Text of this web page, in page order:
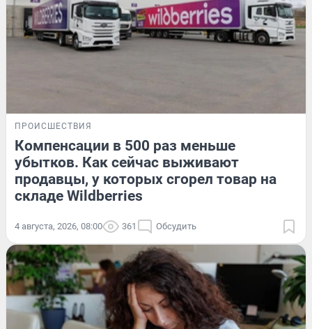
ПРОИСШЕСТВИЯ
Компенсации в 500 раз меньше
убытков. Как сейчас выживают
продавцы, у которых сгорел товар на
складе Wildberries
4 августа, 2026, 08:00 361 Обсудить